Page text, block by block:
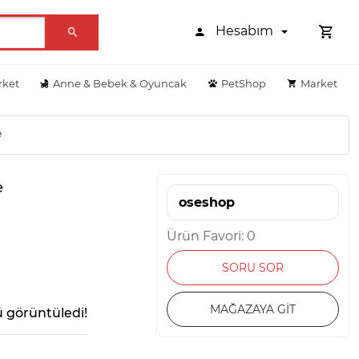
Hesabım
Anne & Bebek & Oyuncak PetShop Market
oseshop
Ürün Favori: 0
SORU SOR
MAĞAZAYA GİT
görüntüledi!